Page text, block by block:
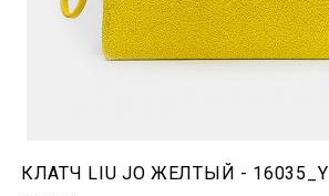
КЛАТЧ LIU JO ЖЕЛТЫЙ - 16035_Y